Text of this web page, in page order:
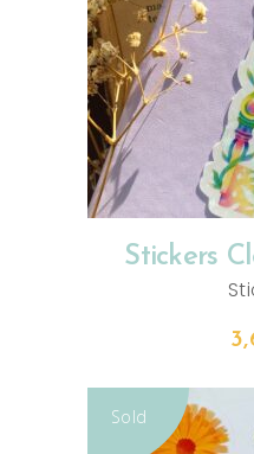
Stickers
Sold